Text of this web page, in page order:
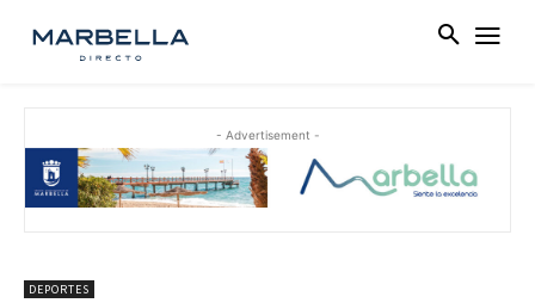
- Advertisement -
DEPORTES